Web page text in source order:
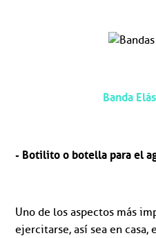
Banda
- Botilito o botella para el
Uno de los aspectos más
ejercitarse, así sea en casa,